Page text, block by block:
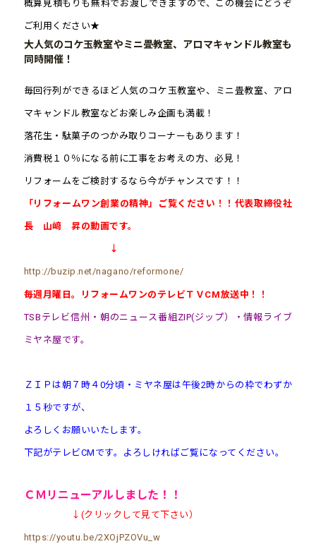
概算見積もりも無料でお渡しできますので、この機会にどうぞ
ご利用ください★
大人気のコケ玉教室やミニ畳教室、アロマキャンドル教室も
同時開催！
毎回行列ができるほど人気のコケ玉教室や、ミニ畳教室、アロ
マキャンドル教室などお楽しみ企画も満載！
落花生・駄菓子のつかみ取りコーナーもあります！
消費税１０％になる前に工事をお考えの方、必見！
リフォームをご検討するなら今がチャンスです！！
「リフォームワン創業の精神」ご覧ください！！代表取締役社
長 山﨑 昇の動画です。
↓
http://buzip.net/nagano/reformone/
毎週月曜日。リフォームワンのテレビＴＶCM放送中！！
TSBテレビ信州・朝のニュース番組ZIP(ジップ）・情報ライブ
ミヤネ屋です。
ＺＩＰは朝７時４0分頃・ミヤネ屋は午後2時からの枠でわずか
１５秒ですが、
よろしくお願いいたします。
下記がテレビCMです。よろしければご覧になってください。
ＣＭ リニューアルしました！！
↓(クリックして見て下さい）
https://youtu.be/2XOjPZOVu_w